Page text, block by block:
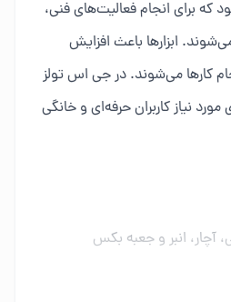
که برای انجام فعالیت‌های فنی،
ابزارها باعث افزایش
کارها می‌شوند. در جی اس تولز
نیاز کاربران حرفه‌ای و خانگی
آچار، انبر و جعبه بکس